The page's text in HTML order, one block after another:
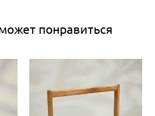
понравиться